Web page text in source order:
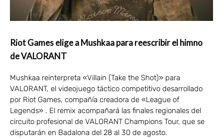
Riot Games elige a Mushkaa para reescribir el himno
de VALORANT
Mushkaa reinterpreta «Villain (Take the Shot)» para
VALORANT, el videojuego táctico competitivo desarrollado
por Riot Games, compañía creadora de «League of
Legends» . El remix acompañará las finales regionales del
circuito profesional de VALORANT Champions Tour, que se
disputarán en Badalona del 28 al 30 de agosto.